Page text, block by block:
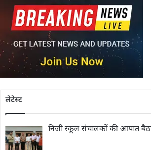
लेटेस्ट
निजी स्कूल संचालकों की आपात